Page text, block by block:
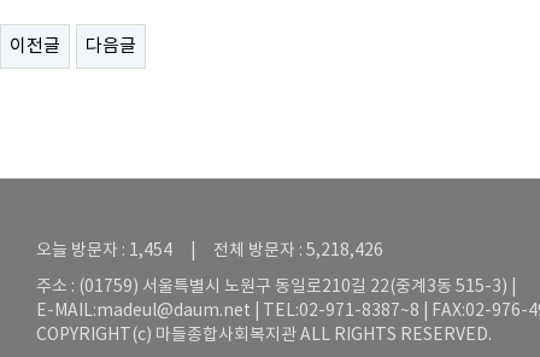
이전글 다음글
오늘 방문자 : 1,454 | 전체 방문자 : 5,218,426
주소 : (01759) 서울특별시 노원구 동일로210길 22(중계3동 515-3) |
E-MAIL:madeul@daum.net | TEL:02-971-8387~8 | FAX:02-976-
COPYRIGHT(c) 마들종합사회복지관 ALL RIGHTS RESERVED.